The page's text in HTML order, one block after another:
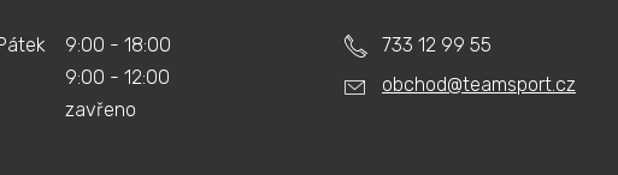
9:00 - 18:00
9:00 - 12:00
zavřeno
733 12 99 55
obchod@teamsport.cz